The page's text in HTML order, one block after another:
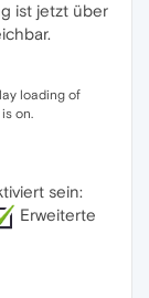
ist jetzt über
loading of
on.
sein:
Erweiterte